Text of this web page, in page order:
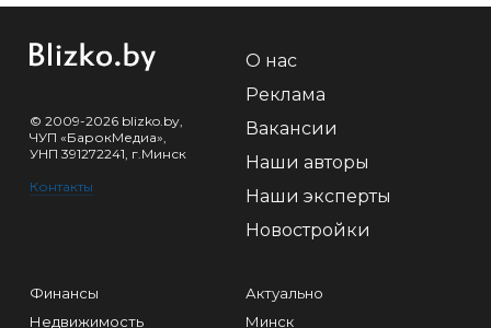
© 2009-2026 blizko.by,
ЧУП «БарокМедиа»,
УНП 391272241, г.Минск
Контакты
О нас
Реклама
Вакансии
Наши авторы
Наши эксперты
Новостройки
Финансы
Недвижимость
Актуально
Минск